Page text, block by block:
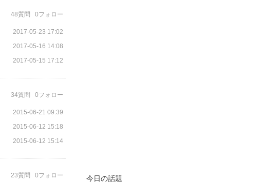
48質問 0フォロー
2017-05-23 17:02
2017-05-16 14:08
2017-05-15 17:12
34質問 0フォロー
2015-06-21 09:39
2015-06-12 15:18
2015-06-12 15:14
23質問 0フォロー 今日の話題